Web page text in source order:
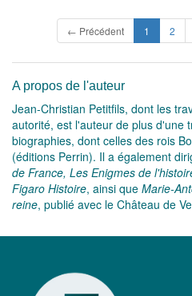
← Précédent 1 (current)
2
A propos de l'auteur
Jean-Christian Petitfils, dont les
autorité, est l'auteur de plus d'une
biographies, dont celles des rois
(éditions Perrin). Il a également
de France, Les Enigmes de
Figaro Histoire, ainsi que Marie-
reine, publié avec le Château de